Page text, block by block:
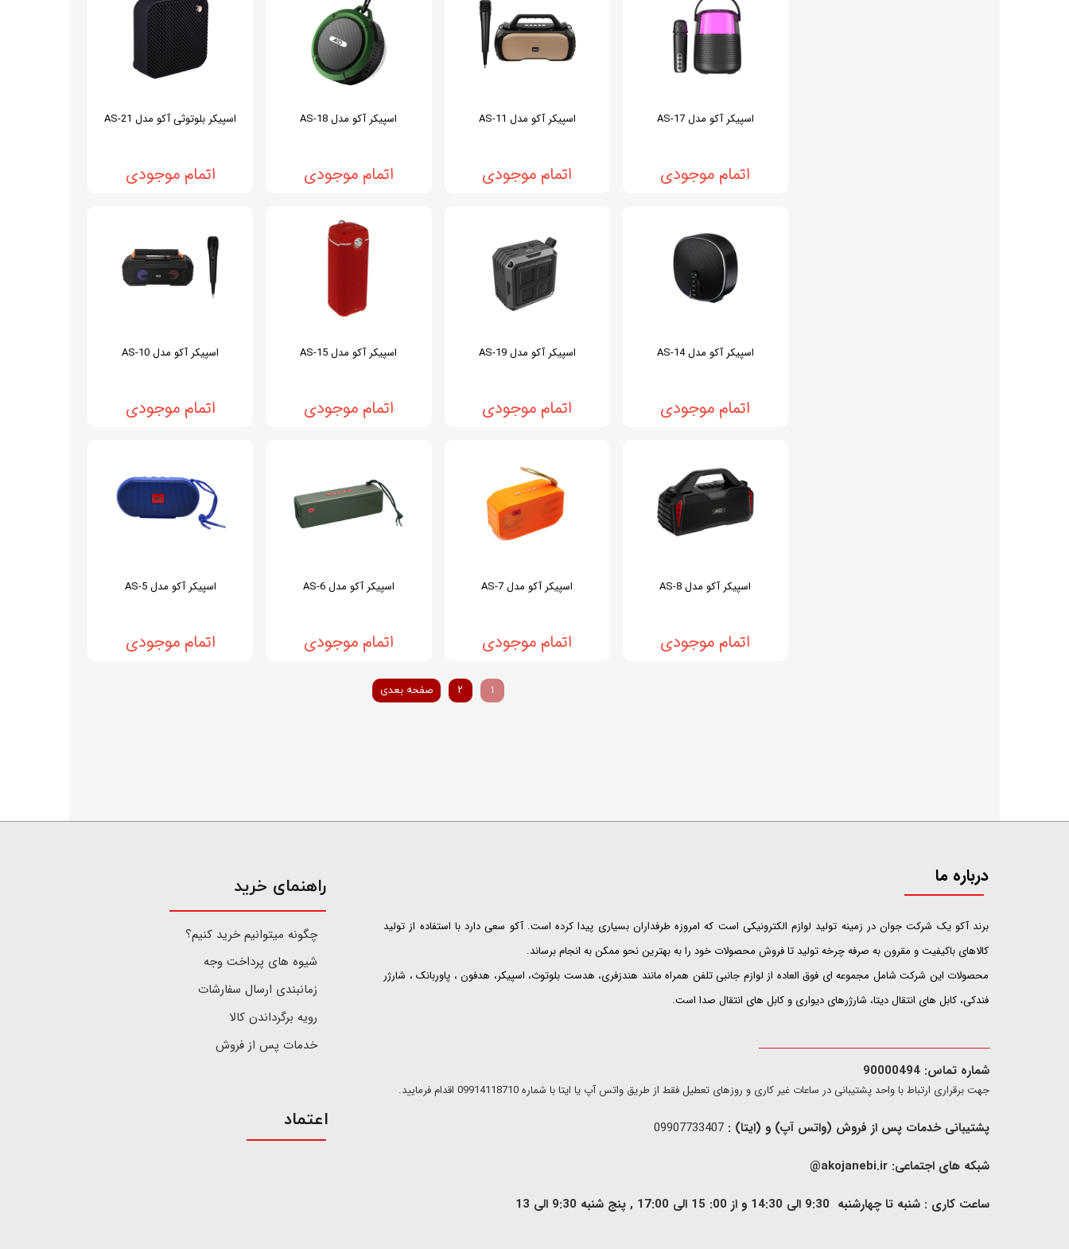
اسپیکر آکو مدل AS-17
اتمام موجودی
اسپیکر آکو مدل AS-11
اتمام موجودی
اسپیکر آکو مدل AS-18
اتمام موجودی
اسپیکر بلوتوثی آکو مدل AS-21
اتمام موجودی
اسپیکر آکو مدل AS-14
اتمام موجودی
اسپیکر آکو مدل AS-19
اتمام موجودی
اسپیکر آکو مدل AS-15
اتمام موجودی
اسپیکر آکو مدل AS-10
اتمام موجودی
اسپیکر آکو مدل AS-8
اتمام موجودی
اسپیکر آکو مدل AS-7
اتمام موجودی
اسپیکر آکو مدل AS-6
اتمام موجودی
اسپیکر آکو مدل AS-5
اتمام موجودی
۱ ۲ صفحه بعدی
درباره ما
​​​​​​​برند آکو یک شرکت جوان در زمینه تولید لوازم الکترونیکی است که امروزه طرفداران بسیاری پیدا کرده است. آکو سعی دارد با استفاده از تولید
کالاهای باکیفیت و مقرون به صرفه چرخه تولید تا فروش محصولات خود را به بهترین نحو ممکن به انجام برساند.
محصولات این شرکت شامل مجموعه ای فوق العاده از لوازم جانبی تلفن همراه مانند هندزفری، هدست بلوتوث، اسپیکر، هدفون ، پاوربانک ، شارژر
فندکی، کابل های انتقال دیتا، شارژرهای دیواری و کابل های انتقال صدا است.
شماره تماس: 90000494
​​جهت برقراری ارتباط با واحد پشتیبانی در ساعات غیر کاری و روزهای تعطیل فقط از طریق واتس آپ یا ایتا با شماره 09914118710 اقدام فرمایید.
پشتیبانی خدمات پس از فروش (واتس آپ) و (ایتا) :
شبکه های اجتماعی: akojanebi.ir@
ساعت کاری : شنبه تا چهارشنبه 9:30 الی 14:30 و از 00: 15 الی 17:00 , پنج شنبه 9:30 الی 13
​راهنمای خرید
چگونه میتوانیم خرید کنیم؟
شیوه های پرداخت وجه
زمانبندی ارسال سفارشات
رویه برگرداندن کالا
خدمات پس از فروش
اعتماد